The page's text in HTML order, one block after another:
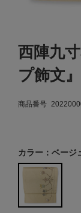
西陣九
プ飾文
商品番号
カラー：ベージ